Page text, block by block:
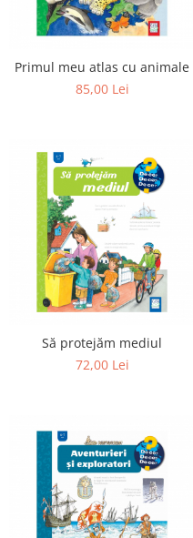
Primul meu atlas cu animale
85,00 Lei
Să protejăm mediul
72,00 Lei